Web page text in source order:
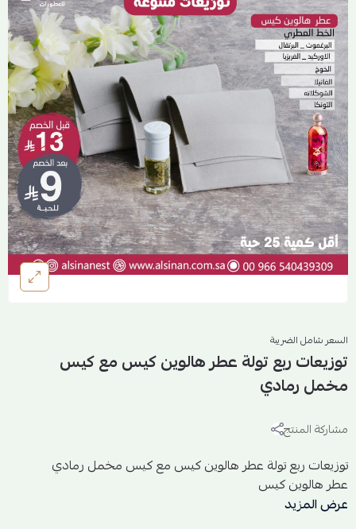
السعر شامل الضريبة
توزيعات ربع تولة عطر هالوين كيس مع كيس
مخمل رمادي
مشاركة المنتج
توزيعات ربع تولة عطر هالوين كيس مع كيس مخمل رمادي
عطر هالوين كيس
الخط العطري
عرض المزيد